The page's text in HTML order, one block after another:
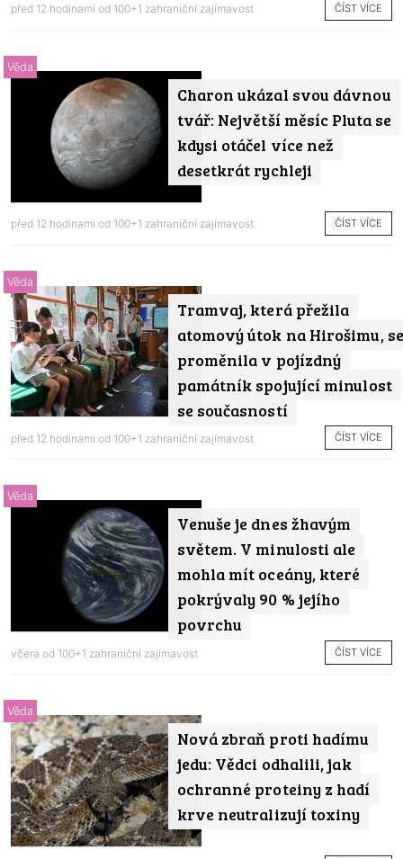
před 12 hodinami od 100+1 zahraniční zajímavost ČÍST VÍCE
Charon ukázal svou dávnou
tvář: Největší měsíc Pluta se
kdysi otáčel více než
desetkrát rychleji
Věda
před 12 hodinami od 100+1 zahraniční zajímavost ČÍST VÍCE
Tramvaj, která přežila
atomový útok na Hirošimu, se
proměnila v pojízdný
památník spojující minulost
se současností
Věda
před 12 hodinami od 100+1 zahraniční zajímavost ČÍST VÍCE
Venuše je dnes žhavým
světem. V minulosti ale
mohla mít oceány, které
pokrývaly 90 % jejího
povrchu
Věda
včera od 100+1 zahraniční zajímavost ČÍST VÍCE
Nová zbraň proti hadímu
jedu: Vědci odhalili, jak
ochranné proteiny z hadí
krve neutralizují toxiny
Věda